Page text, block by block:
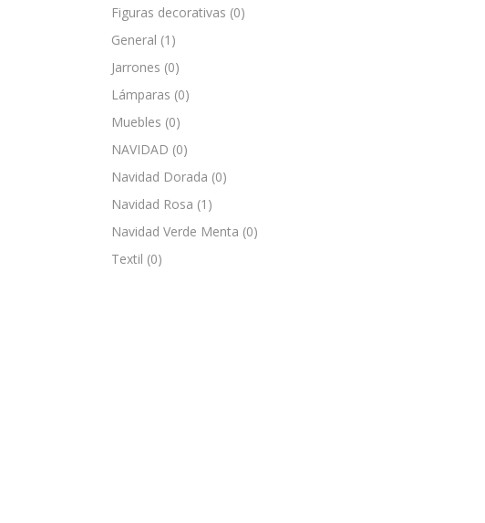
Figuras decorativas (0)
General (1)
Jarrones (0)
Lámparas (0)
Muebles (0)
NAVIDAD (0)
Navidad Dorada (0)
Navidad Rosa (1)
Navidad Verde Menta (0)
Textil (0)